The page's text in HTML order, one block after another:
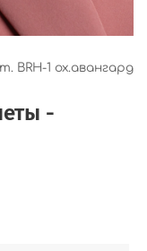
BRH-1 ох.авангард
-